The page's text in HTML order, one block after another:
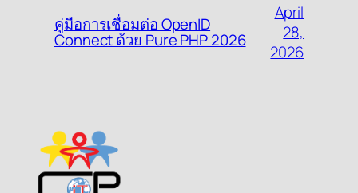
คู่มือการเชื่อมต่อ OpenID
Connect ด้วย Pure PHP 2026
April
28,
2026